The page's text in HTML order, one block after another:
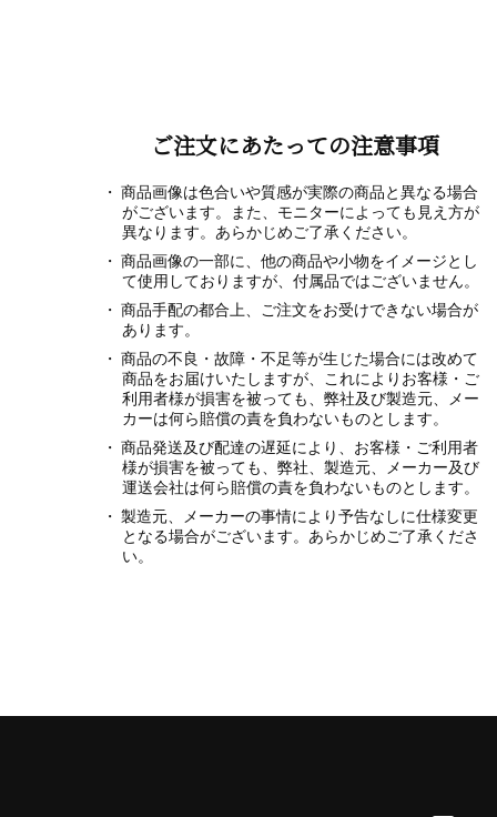
ご注文にあたっての注意事項
商品画像は色合いや質感が実際の商品と異なる場合
がございます。また、モニターによっても見え方が
異なります。あらかじめご了承ください。
商品画像の一部に、他の商品や小物をイメージとし
て使用しておりますが、付属品ではございません。
商品手配の都合上、ご注文をお受けできない場合が
あります。
商品の不良・故障・不足等が生じた場合には改めて
商品をお届けいたしますが、これによりお客様・ご
利用者様が損害を被っても、弊社及び製造元、メー
カーは何ら賠償の責を負わないものとします。
商品発送及び配達の遅延により、お客様・ご利用者
様が損害を被っても、弊社、製造元、メーカー及び
運送会社は何ら賠償の責を負わないものとします。
製造元、メーカーの事情により予告なしに仕様変更
となる場合がございます。あらかじめご了承くださ
い。